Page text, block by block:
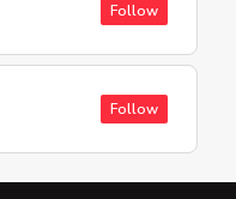
Follow
Follow